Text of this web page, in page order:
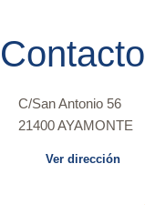
Contacto
C/San Antonio 56
21400 AYAMONTE
Ver dirección